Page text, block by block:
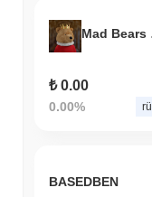
₺ 0.00
0.00%
BASEDBEN